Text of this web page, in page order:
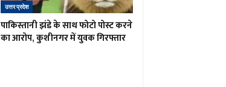
उत्तर प्रदेश
पाकिस्तानी झंडे के साथ फोटो पोस्ट करने
का आरोप, कुशीनगर में युवक गिरफ्तार